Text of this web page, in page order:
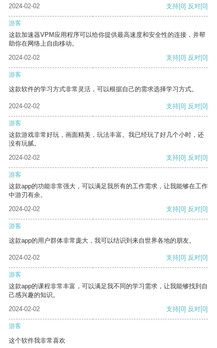
2024-02-02 支持[0] 反对[0]
游客
这款加速器VPM应用程序可以给你提供最高速度和安全性的连接，并帮
助你在网络上自由移动。
2024-02-02
支持[0] 反对[0]
游客
这款软件的学习方式非常灵活，可以根据自己的需求选择学习方式。
2024-02-02 支持[0] 反对[0]
游客
这款游戏非常好玩，画面精美，玩法丰富。我已经玩了好几个小时，还
没有玩腻。
2024-02-02
支持[0] 反对[0]
游客
这款app的功能非常强大，可以满足我所有的工作需求，让我能够在工作
中游刃有余。
2024-02-02
支持[0] 反对[0]
游客
这款app的用户群体非常庞大，我可以结识到来自世界各地的朋友。
2024-02-02 支持[0] 反对[0]
游客
这款app的课程非常丰富，可以满足我不同的学习需求，让我能够找到自
己感兴趣的知识。
2024-02-02
支持[0] 反对[0]
游客
这个软件我非常喜欢